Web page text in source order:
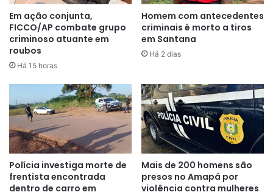
gravemente. Parei a moto e olhei
para trás e vi que a linha tinha
sido levantada de um lado para
outro da pista por alguém, mas
não para saber a origem”, contou.
Apesar do ferimento leve que poderia ter causado a morte,
Eder seguiu para o trabalho. Desde junho de 2013, uma Lei
Municipal em Santana, de autoria do vereador Anderson
Almeida (PR), restringe o uso de cerol na prática de
Em ação conjunta,
FICCO/AP combate grupo
criminoso atuante em
roubos
Há 15 horas
Homem com antecedentes
criminais é morto a tiros
em Santana
Há 2 dias
Polícia investiga morte de
frentista encontrada
dentro de carro em
Mais de 200 homens são
presos no Amapá por
violência contra mulheres